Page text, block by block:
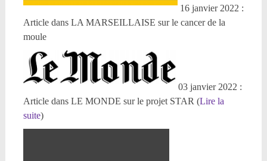
16 janvier 2022 :
Article dans LA MARSEILLAISE sur le cancer de la
moule
03 janvier 2022 :
Article dans LE MONDE sur le projet STAR (Lire la
suite)